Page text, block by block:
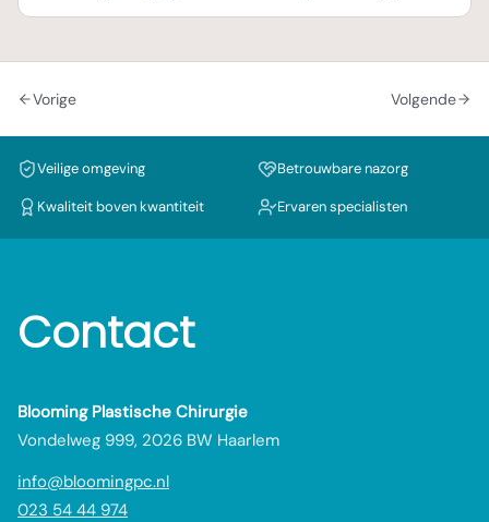
Vorige Volgende
Veilige omgeving Betrouwbare nazorg
Kwaliteit boven kwantiteit Ervaren specialisten
Contact
Blooming Plastische Chirurgie
Vondelweg 999, 2026 BW Haarlem
info@bloomingpc.nl
023 54 44 974